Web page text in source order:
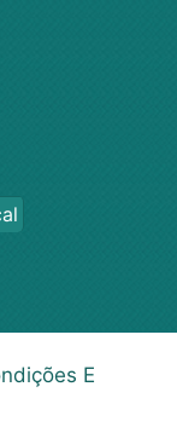
E